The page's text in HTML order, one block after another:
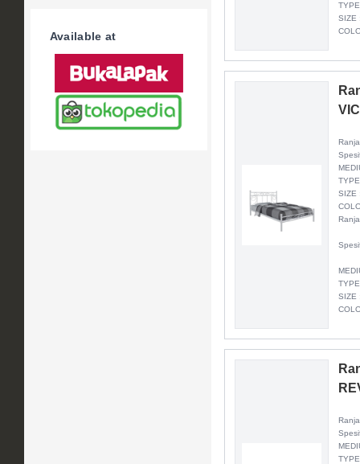
Available at
SIZE
SIZE
SIZE